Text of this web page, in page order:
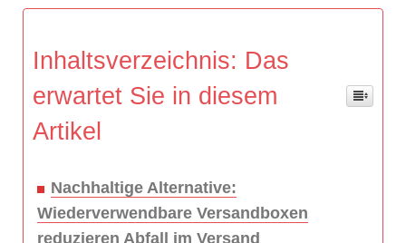
Inhaltsverzeichnis: Das
erwartet Sie in diesem
Artikel
Nachhaltige Alternative:
Wiederverwendbare Versandboxen
reduzieren Abfall im Versand